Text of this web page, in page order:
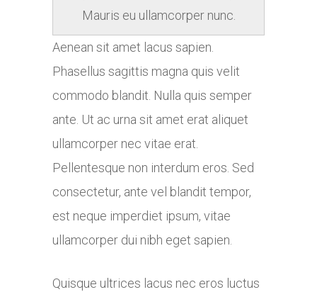
Mauris eu ullamcorper nunc.
Aenean sit amet lacus sapien.
Phasellus sagittis magna quis velit
commodo blandit. Nulla quis semper
ante. Ut ac urna sit amet erat aliquet
ullamcorper nec vitae erat.
Pellentesque non interdum eros. Sed
consectetur, ante vel blandit tempor,
est neque imperdiet ipsum, vitae
ullamcorper dui nibh eget sapien.
Quisque ultrices lacus nec eros luctus